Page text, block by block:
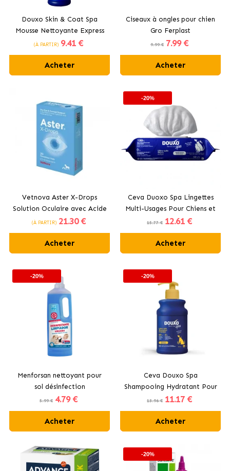
Douxo Skin & Coat Spa
Mousse Nettoyante Express
pour chiens
(À PARTIR) 9.41 €
Acheter
Ciseaux à ongles pour chien
Gro Ferplast
9.99 € 7.99 €
Acheter
Vetnova Aster X-Drops
Solution Oculaire avec Acide
Hyaluronique Pour Chiens et
(À PARTIR) 21.30 €
Acheter
-20%
Ceva Duoxo Spa Lingettes
Multi-Usages Pour Chiens et
Chats
15.77 € 12.61 €
Acheter
-20%
Menforsan nettoyant pour
sol désinfection
5.99 € 4.79 €
Acheter
-20%
Ceva Douxo Spa
Shampooing Hydratant Pour
Chiens et Chats à l’Avoine
13.96 € 11.17 €
Acheter
-20%